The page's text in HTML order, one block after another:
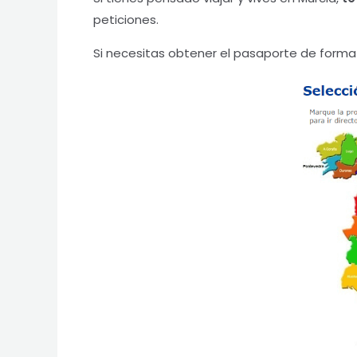
peticiones.
Si necesitas obtener el pasaporte de